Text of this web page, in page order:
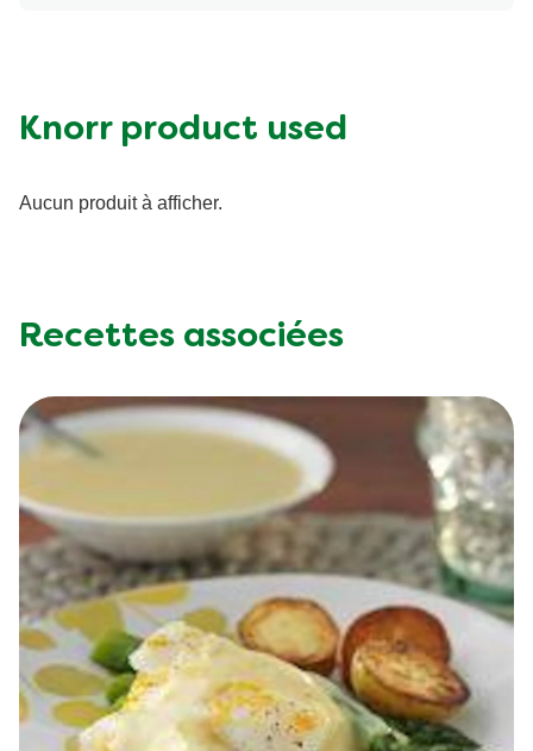
Knorr product used
Aucun produit à afficher.
Recettes associées